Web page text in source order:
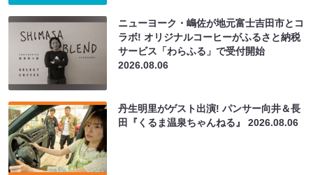
ニューヨーク・嶋佐が地元富士吉田市とコ
ラボ! オリジナルコーヒーがふるさと納税
サービス「わらふる」で受付開始
2026.08.06
丹生明里がゲスト出演! パンサー向井＆長
田『くるま温泉ちゃんねる』2026.08.06